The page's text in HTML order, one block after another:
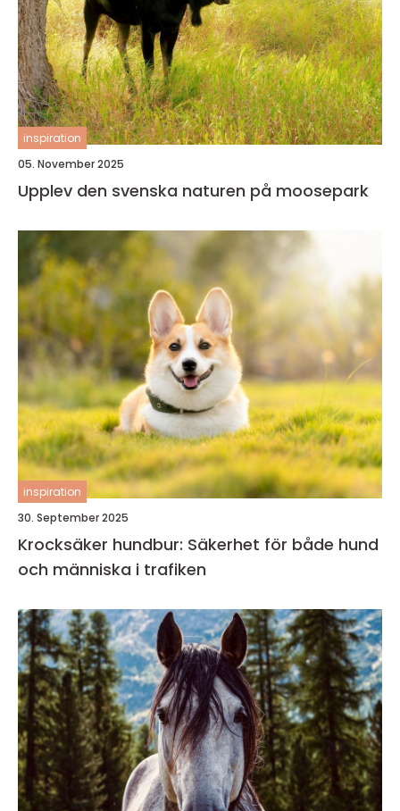
inspiration
05. November 2025
Upplev den svenska naturen på moosepark
inspiration
30. September 2025
Krocksäker hundbur: Säkerhet för både hund
och människa i trafiken